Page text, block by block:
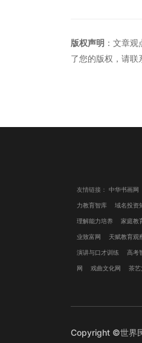
版权声明 ：文章
了您的版权，请联
友情链接： 中华书画网
力教育智库 域名投资
理解能力培养 家庭教
业致富网 天赋教育观
演讲与口才训练 高考
网 戏曲文化网 茶艺
Copyright ©世界